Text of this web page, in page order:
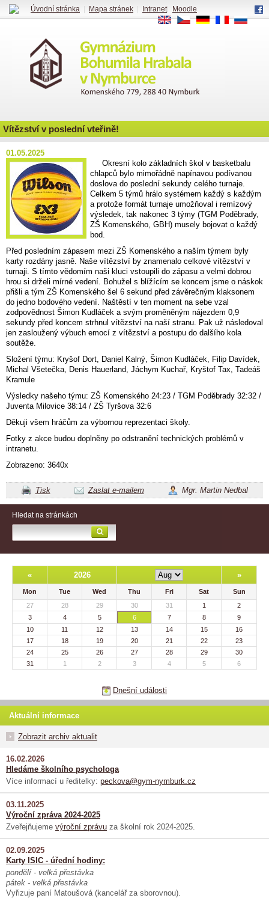
Vítězství v poslední vteřině!
01.05.2025
Okresní kolo základních škol v basketbalu
chlapců bylo mimořádně napínavou podívanou
doslova do poslední sekundy celého turnaje.
Celkem 5 týmů hrálo systémem každý s každým
a protože formát turnaje umožňoval i remízový
výsledek, tak nakonec 3 týmy (TGM Poděbrady,
ZŠ Komenského, GBH) musely bojovat o každý
bod.
Před posledním zápasem mezi ZŠ Komenského a naším týmem byly
karty rozdány jasně. Naše vítězství by znamenalo celkové vítězství v
turnaji. S tímto vědomím naši kluci vstoupili do zápasu a velmi dobrou
hrou si drželi mírné vedení. Bohužel s blížícím se koncem jsme o náskok
přišli a tým ZŠ Komenského šel 6 sekund před závěrečným klaksonem
do jedno bodového vedení. Naštěstí v ten moment na sebe vzal
zodpovědnost Šimon Kudláček a svým proměněným nájezdem 0,9
sekundy před koncem strhnul vítězství na naší stranu. Pak už následoval
jen zasloužený výbuch emocí z vítězství a postupu do dalšího kola
soutěže.
Složení týmu: Kryšof Dort, Daniel Kalný, Šimon Kudláček, Filip Davídek,
Michal Všetečka, Denis Hauerland, Jáchym Kuchař, Kryštof Tax, Tadeáš
Kramule
Výsledky našeho týmu: ZŠ Komenského 24:23 / TGM Poděbrady 32:32 /
Juventa Milovice 38:14 / ZŠ Tyršova 32:6
Děkuji všem hráčům za výbornou reprezentaci školy.
Fotky z akce budou doplněny po odstranění technických problémů v
intranetu.
Zobrazeno: 3640x
Tisk Zaslat e-mailem Mgr. Martin Nedbal
Hledat na stránkách
« 2026 »
Mon Tue Wed Thu Fri Sat
Sun
27
28 29 30 31 1
2
3
4 5 6 7 8
9
10
11 12 13 14 15
16
17
18 19 20 21 22
23
24
25 26 27 28 29
30
31
1 2 3 4 5 6
Dnešní události
Aktuální informace
Zobrazit archiv aktualit
16.02.2026
Hledáme školního psychologa
Více informací u ředitelky: peckova@gym-nymburk.cz
03.11.2025
Výroční zpráva 2024-2025
Zveřejňujeme výroční zprávu za školní rok 2024-2025.
02.09.2025
Karty ISIC - úřední hodiny:
pondělí - velká přestávka
pátek - velká přestávka
Vyřizuje paní Matoušová (kancelář za sborovnou).
Úvodní stránka Mapa stránek Intranet|
Moodle
EN
CS DE FR RU